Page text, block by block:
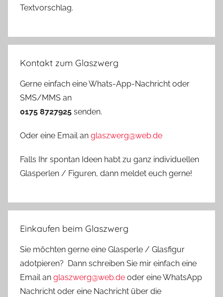
Textvorschlag.
Kontakt zum Glaszwerg
Gerne einfach eine Whats-App-Nachricht oder
SMS/MMS an
0175 8727925 senden.
Oder eine Email an glaszwerg@web.de
Falls Ihr spontan Ideen habt zu ganz individuellen
Glasperlen / Figuren, dann meldet euch gerne!
Einkaufen beim Glaszwerg
Sie möchten gerne eine Glasperle / Glasfigur
adotpieren? Dann schreiben Sie mir einfach eine
Email an glaszwerg@web.de oder eine WhatsApp
Nachricht oder eine Nachricht über die